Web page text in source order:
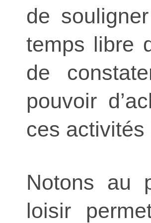
de
temps libre
de
pouvoir
ces activités
Notons au
loisir